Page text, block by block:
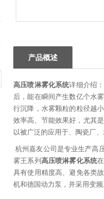
产品概述
高压喷淋雾化系统详细介绍
后，能在瞬间产生数亿个水
行沉降，水雾颗粒的粒径越
效率高、节能效果好，尤其
以被广泛的应用于、陶瓷厂
杭州嘉友公司是专业生产高
雾王系列高压喷淋雾化系统
具有使用精度高、避免各类
机和德国动力泵，并采用变